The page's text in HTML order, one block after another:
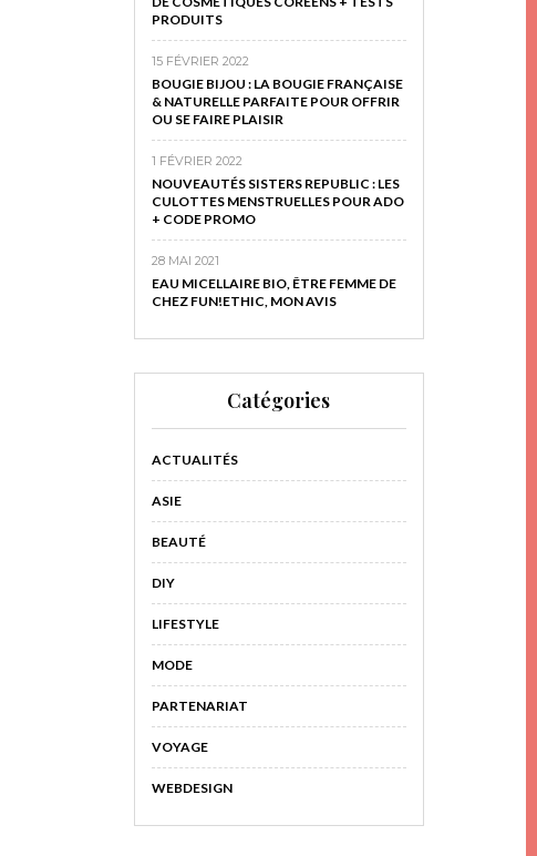
PRODUITS
15 FÉVRIER 2022
BOUGIE BIJOU : LA BOUGIE FRANÇAISE
& NATURELLE PARFAITE POUR OFFRIR
OU SE FAIRE PLAISIR
1 FÉVRIER 2022
NOUVEAUTÉS SISTERS REPUBLIC : LES
CULOTTES MENSTRUELLES POUR ADO
+ CODE PROMO
28 MAI 2021
EAU MICELLAIRE BIO, ÊTRE FEMME DE
CHEZ FUN!ETHIC, MON AVIS
Catégories
ACTUALITÉS
ASIE
BEAUTÉ
DIY
LIFESTYLE
MODE
PARTENARIAT
VOYAGE
WEBDESIGN